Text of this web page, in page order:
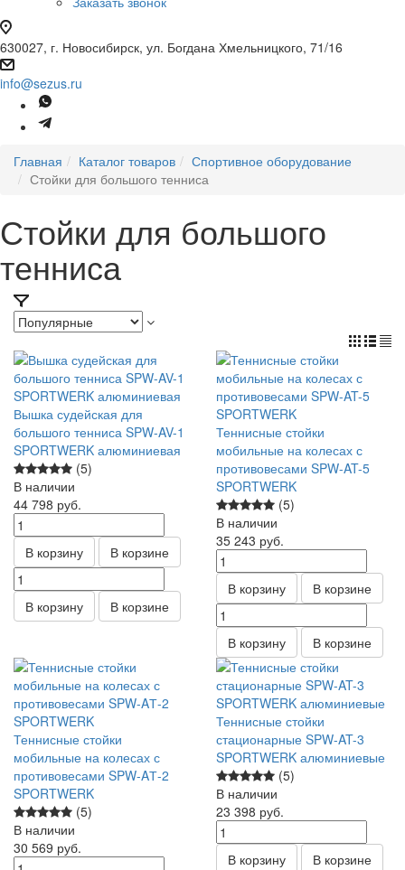
630027, г. Новосибирск, ул. Богдана Хмельницкого, 71/16
info@sezus.ru
Главная Каталог товаров
Спортивное оборудование
Стойки для большого тенниса
Стойки для большого
тенниса
Вышка судейская для
большого тенниса SPW-AV-1
SPORTWERK алюминиевая
(5)
В наличии
44 798 руб.
В корзину В корзине
В корзину В корзине
Теннисные стойки
мобильные на колесах с
противовесами SPW-AT-5
SPORTWERK
(5)
В наличии
35 243 руб.
В корзину В корзине
В корзину В корзине
Теннисные стойки
мобильные на колесах с
противовесами SPW-AТ-2
SPORTWERK
(5)
В наличии
30 569 руб.
Теннисные стойки
стационарные SPW-AT-3
SPORTWERK алюминиевые
(5)
В наличии
23 398 руб.
В корзину В корзине